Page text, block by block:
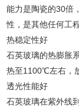
能力是陶瓷的30倍
性，是其他任何工
热稳定性好
石英玻璃的热膨胀
热至1100℃左右，
透光性能好
石英玻璃在紫外线